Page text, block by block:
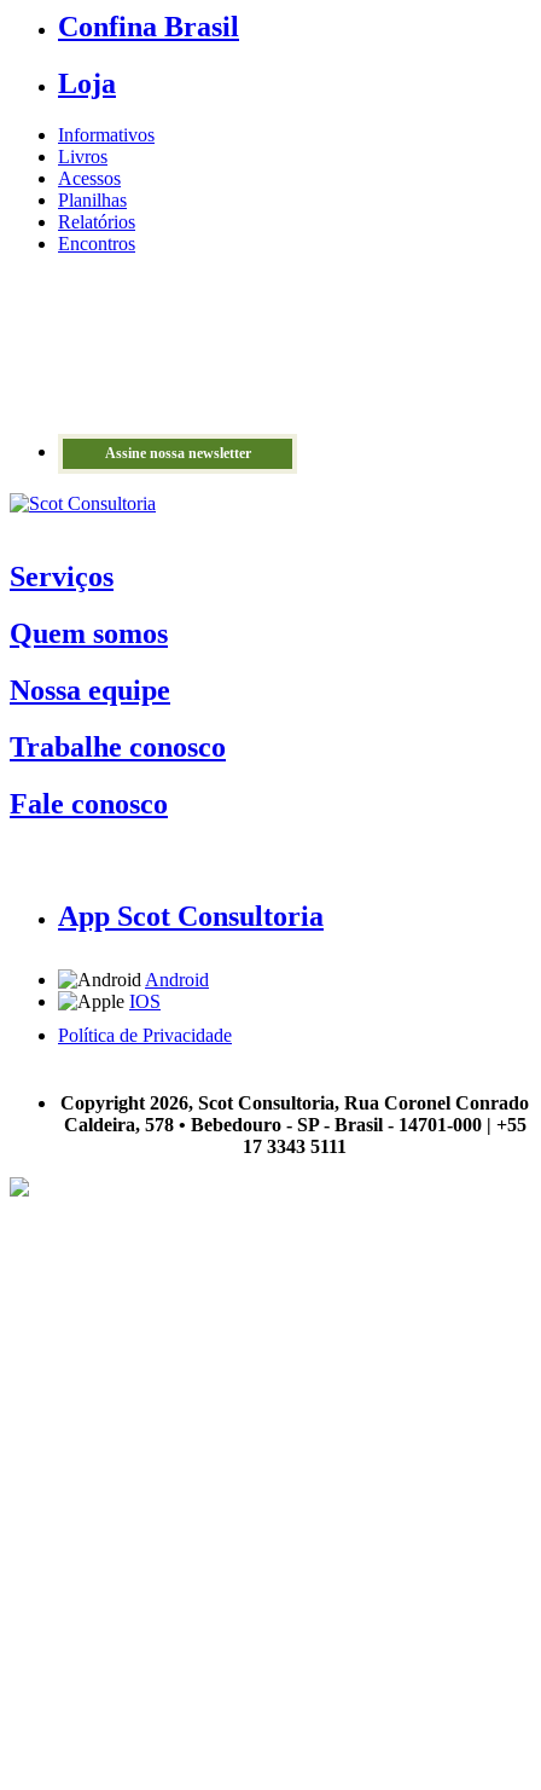
Confina Brasil
Loja
Informativos
Livros
Acessos
Planilhas
Relatórios
Encontros
Assine nossa newsletter
Serviços
Quem somos
Nossa equipe
Trabalhe conosco
Fale conosco
App Scot Consultoria
Android
IOS
Política de Privacidade
Copyright 2026, Scot Consultoria, Rua Coronel Conrado
Caldeira, 578 • Bebedouro - SP - Brasil - 14701-000 | +55
17 3343 5111